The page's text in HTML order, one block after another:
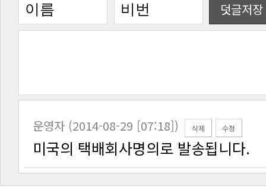
덧글저장
운영자 (2014-08-29 [07:18]) 삭제 수정
미국의 택배회사명의로 발송됩니다.